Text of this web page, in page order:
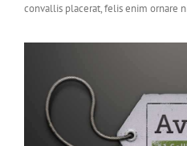
convallis placerat, felis enim ornare